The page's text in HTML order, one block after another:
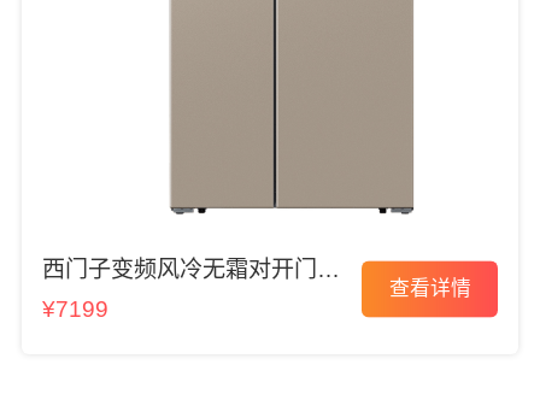
西门子变频风冷无霜对开门冰
箱
¥7199
查看详情